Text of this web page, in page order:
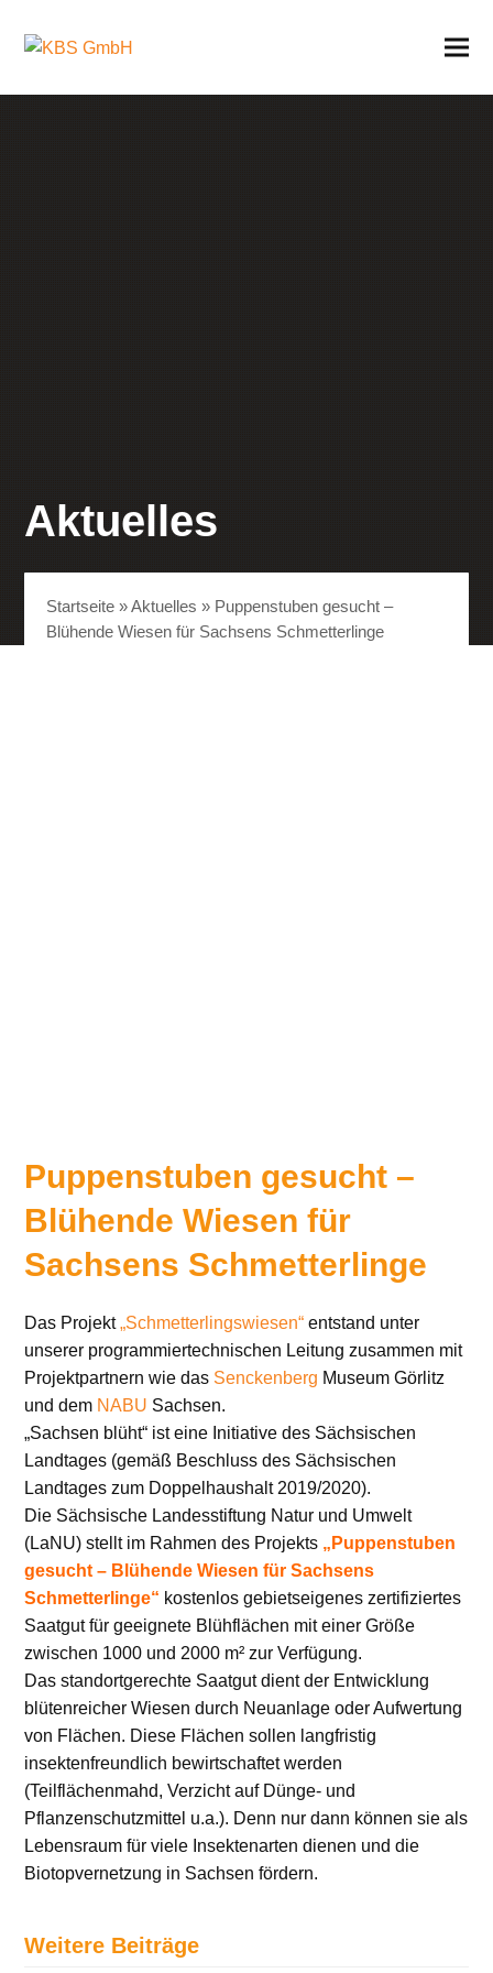
Aktuelles
Startseite »Aktuelles » Puppenstuben gesucht –
Blühende Wiesen für Sachsens Schmetterlinge
Puppenstuben gesucht –
Blühende Wiesen für
Sachsens Schmetterlinge
Das Projekt„Schmetterlingswiesen“ entstand unter
unserer programmiertechnischen Leitung zusammen mit
Projektpartnern wie das Senckenberg Museum Görlitz
und dem NABU Sachsen.
„Sachsen blüht“ ist eine Initiative des Sächsischen
Landtages (gemäß Beschluss des Sächsischen
Landtages zum Doppelhaushalt 2019/2020).
Die Sächsische Landesstiftung Natur und Umwelt
(LaNU) stellt im Rahmen des Projekts „Puppenstuben
gesucht – Blühende Wiesen für Sachsens
Schmetterlinge“ kostenlos gebietseigenes zertifiziertes
Saatgut für geeignete Blühflächen mit einer Größe
zwischen 1000 und 2000 m² zur Verfügung.
Das standortgerechte Saatgut dient der Entwicklung
blütenreicher Wiesen durch Neuanlage oder Aufwertung
von Flächen. Diese Flächen sollen langfristig
insektenfreundlich bewirtschaftet werden
(Teilflächenmahd, Verzicht auf Dünge- und
Pflanzenschutzmittel u.a.). Denn nur dann können sie als
Lebensraum für viele Insektenarten dienen und die
Biotopvernetzung in Sachsen fördern.
Weitere Beiträge